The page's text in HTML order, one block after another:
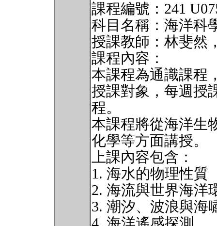
課程編號：241
科目名稱：海洋科
授課教師：林斐然
課程內容：
本課程為通識課程
授課對象，每週授
程。
本課程將從海洋生
化學等方面講授。
上課內容包含：
1. 海水的物理性質
2. 海流與世界海洋
3. 潮汐、波浪與海